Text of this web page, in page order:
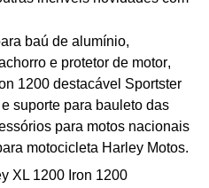
baú de alumínio,
e protetor de motor,
1200 destacável Sportster
suporte para bauleto das
para motos nacionais
motocicleta Harley Motos.
XL 1200 Iron 1200